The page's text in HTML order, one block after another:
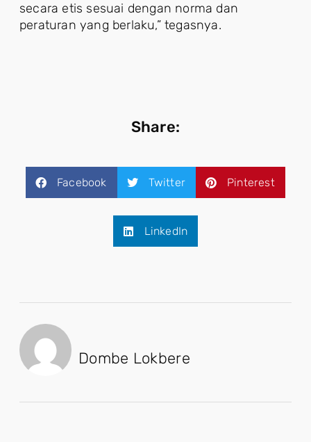
secara etis sesuai dengan norma dan
peraturan yang berlaku,” tegasnya.
Share:
Facebook Twitter Pinterest
LinkedIn
Dombe Lokbere